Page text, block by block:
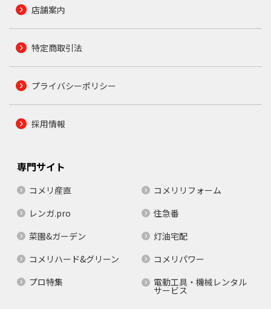
店舗案内
特定商取引法
プライバシーポリシー
採用情報
専門サイト
コメリ産直
コメリリフォーム
レンガ.pro
住急番
菜園&ガーデン
灯油宅配
コメリハード&グリーン
コメリパワー
プロ特集
電動工具・機械レンタル
サービス